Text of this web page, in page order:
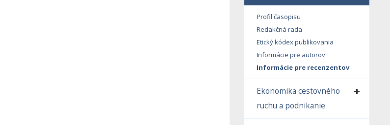
Profil časopisu
Redakčná rada
Etický kódex publikovania
Informácie pre autorov
Informácie pre recenzentov
Ekonomika cestovného
ruchu a podnikanie